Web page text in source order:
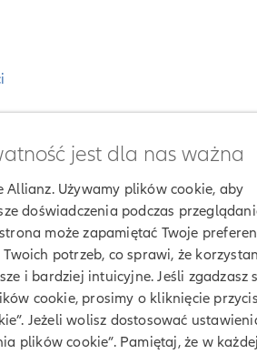
jest dla nas ważna
Używamy plików cookie, aby
doświadczenia podczas
może zapamiętać Twoje
potrzeb, co sprawi, że
i bardziej intuicyjne. Jeśli zgadzasz
cookie, prosimy o kliknięcie
Jeżeli wolisz dostosować
plików cookie”. Pamiętaj, że w